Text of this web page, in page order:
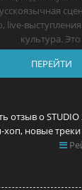
выступления
культура. Это
ПЕРЕЙТИ
отзыв о
хоп, новые